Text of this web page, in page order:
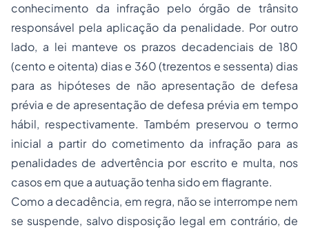
conhecimento da infração pelo órgão de trânsito
responsável pela aplicação da penalidade. Por outro
lado, a lei manteve os prazos decadenciais de 180
(cento e oitenta) dias e 360 (trezentos e sessenta) dias
para as hipóteses de não apresentação de defesa
prévia e de apresentação de defesa prévia em tempo
hábil, respectivamente. Também preservou o termo
inicial a partir do cometimento da infração para as
penalidades de advertência por escrito e multa, nos
casos em que a autuação tenha sido em flagrante.
Como a decadência, em regra, não se interrompe nem
se suspende, salvo disposição legal em contrário, de